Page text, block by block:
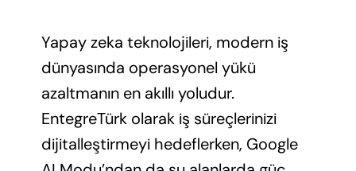
Yapay zeka teknolojileri, modern iş
dünyasında operasyonel yükü
azaltmanın en akıllı yoludur.
EntegreTürk olarak iş süreçlerinizi
dijitalleştirmeyi hedeflerken, Google